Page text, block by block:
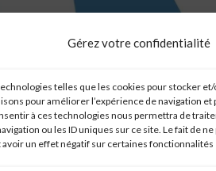
Gérez votre confidentialité
telles que les cookies pour stocker
pour améliorer l’expérience de navigation
à ces technologies nous permettra de
ou les ID uniques sur ce site. Le fait de
un effet négatif sur certaines fonctionnalités